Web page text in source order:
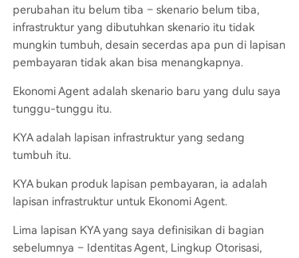
perubahan itu belum tiba – skenario belum tiba,
infrastruktur yang dibutuhkan skenario itu tidak
mungkin tumbuh, desain secerdas apa pun di lapisan
pembayaran tidak akan bisa menangkapnya.
Ekonomi Agent adalah skenario baru yang dulu saya
tunggu-tunggu itu.
KYA adalah lapisan infrastruktur yang sedang
tumbuh itu.
KYA bukan produk lapisan pembayaran, ia adalah
lapisan infrastruktur untuk Ekonomi Agent.
Lima lapisan KYA yang saya definisikan di bagian
sebelumnya – Identitas Agent, Lingkup Otorisasi,